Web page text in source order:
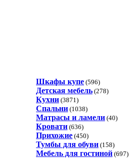
Шкафы купе (596)
Детская мебель (278)
Кухни (3871)
Спальни (1038)
Матрасы и ламели (40)
Кровати (636)
Прихожие (450)
Тумбы для обуви (158)
Мебель для гостиной (697)